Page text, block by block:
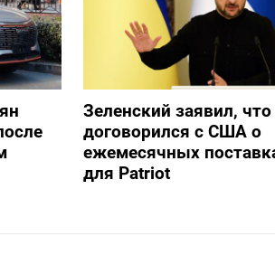
Зеленский заявил, что
договорился с США о
ежемесячных
для Patriot